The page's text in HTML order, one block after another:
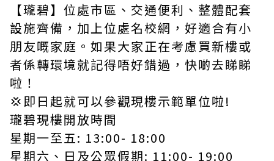
【瓏碧】位處市區、交通便利、整體配套
設施齊備，加上位處名校網，好適合有小
朋友嘅家庭。如果大家正在考慮買新樓或
者係轉環境就記得唔好錯過，快啲去睇睇
啦！
💢即日起就可以參觀現樓示範單位啦!
瓏碧現樓開放時間
星期一至五: 13:00- 18:00
星期六、日及公眾假期: 11:00- 19:00